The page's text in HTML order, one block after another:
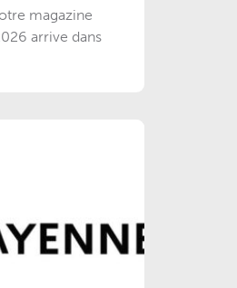
magazine
arrive dans